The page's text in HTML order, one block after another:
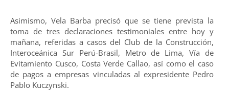
Asimismo, Vela Barba precisó que se tiene prevista la
toma de tres declaraciones testimoniales entre hoy y
mañana, referidas a casos del Club de la Construcción,
Interoceánica Sur Perú-Brasil, Metro de Lima, Vía de
Evitamiento Cusco, Costa Verde Callao, así como el caso
de pagos a empresas vinculadas al expresidente Pedro
Pablo Kuczynski.